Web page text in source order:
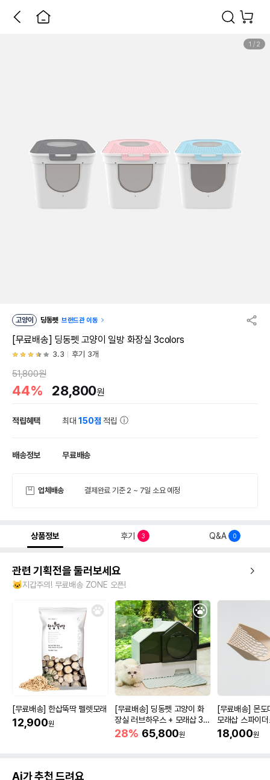
1 / 2
고양이 딩동펫 브랜드관 이동
[무료배송] 딩동펫 고양이 일방 화장실 3colors
3.3 후기 3개
51,800원
44% 28,800원
적립혜택 최대150점 적립
배송정보 무료배송
업체배송 결제완료 기준 2 ~ 7일 소요 예정
상품정보 후기 3 Q&A 0
관련 기획전을 둘러보세요
🐱지갑주의! 무료배송 ZONE 오픈!
[무료배송] 한삽뚝딱 펠렛모래
12,900원
[무료배송] 딩동펫 고양이 화
장실 러브하우스 + 모래삽 3c
olor
28% 65,800원
[무료배송] 몬도
모래삽 스파이
18,000원
Ai가 추천 드려요